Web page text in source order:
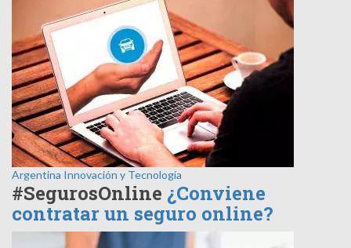
Argentina Innovación y Tecnología
#SegurosOnline ¿Conviene
contratar un seguro online?